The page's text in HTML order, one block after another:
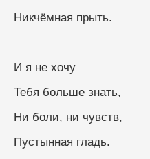
Никчёмная прыть.
И я не хочу
Тебя больше знать,
Ни боли, ни чувств,
Пустынная гладь.